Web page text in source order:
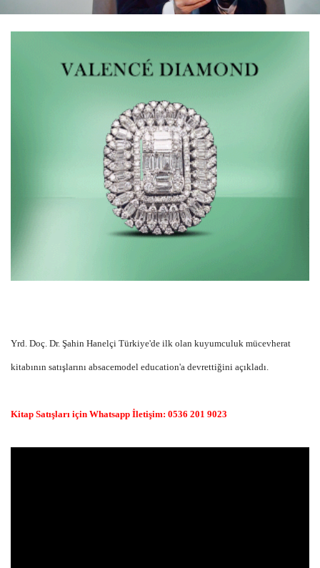
Yrd. Doç. Dr. Şahin Hanelçi Türkiye'de ilk olan kuyumculuk mücevherat
kitabının satışlarını absacemodel education'a devrettiğini açıkladı.
Kitap Satışları için Whatsapp İletişim: 0536 201 9023